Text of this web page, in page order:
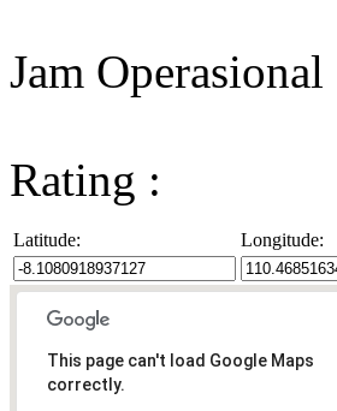
Jam
Rating :
Latitude: Longitude:
This page can't load Google Maps
correctly.